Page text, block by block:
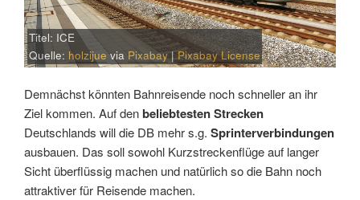
Titel: ICE
Quelle: holzijuevia Pixabay|Pixabay License
Demnächst könnten Bahnreisende noch schneller an ihr
Ziel kommen. Auf denbeliebtesten Strecken
Deutschlands will die DB mehr s.g. Sprinterverbindungen
ausbauen. Das soll sowohl Kurzstreckenflüge auf langer
Sicht überflüssig machen und natürlich so die Bahn noch
attraktiver für Reisende machen.